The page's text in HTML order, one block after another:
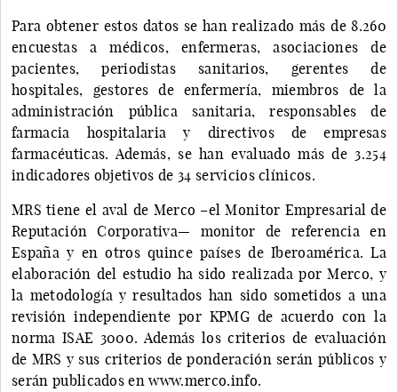
Para obtener estos datos se han realizado más de 8.260
encuestas a médicos, enfermeras, asociaciones de
pacientes, periodistas sanitarios, gerentes de
hospitales, gestores de enfermería, miembros de la
administración pública sanitaria, responsables de
farmacia hospitalaria y directivos de empresas
farmacéuticas. Además, se han evaluado más de 3.254
indicadores objetivos de 34 servicios clínicos.
MRS tiene el aval de Merco –el Monitor Empresarial de
Reputación Corporativa— monitor de referencia en
España y en otros quince países de Iberoamérica. La
elaboración del estudio ha sido realizada por Merco, y
la metodología y resultados han sido sometidos a una
revisión independiente por KPMG de acuerdo con la
norma ISAE 3000. Además los criterios de evaluación
de MRS y sus criterios de ponderación serán públicos y
serán publicados en www.merco.info.